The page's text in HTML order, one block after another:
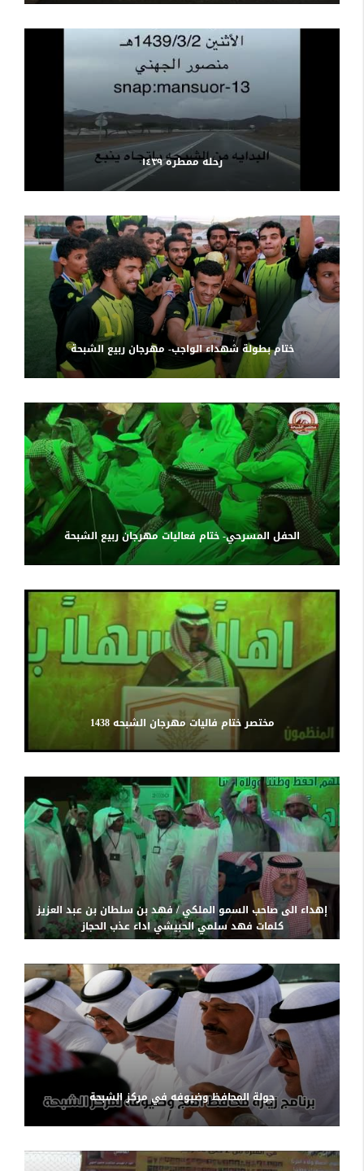
رحله ممطره ١٤٣٩
ختام بطولة شهداء الواجب- مهرجان ربيع الشبحة
الحفل المسرحي- ختام فعاليات مهرجان ربيع الشبحة
مختصر ختام فاليات مهرجان الشبحه 1438
إهداء الى صاحب السمو الملكي / فهد بن سلطان بن عبد العزيز
كلمات فهد سلمي الحبيشي اداء عذب الحجاز
جولة المحافظ وضيوفه في مركز الشبحة